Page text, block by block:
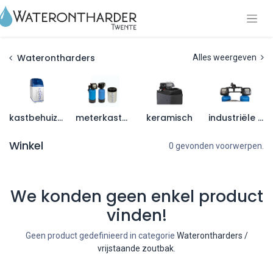
Waterontharders Alles weergeven
kastbehuizing meterkastmodellen keramisch industriële systemen
Winkel 0 gevonden voorwerpen.
We konden geen enkel product
vinden!
Geen product gedefinieerd in categorie Waterontharders /
vrijstaande zoutbak